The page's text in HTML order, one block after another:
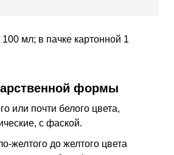
мл; в пачке картонной 1
формы
или почти белого цвета,
с фаской.
желтого до желтого цвета